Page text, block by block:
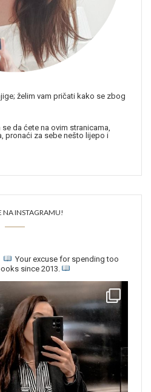
želim vam pričati kako se zbog
da ćete na ovim stranicama,
pronaći za sebe nešto lijepo i
NA INSTAGRAMU!
Your excuse for spending too
since 2013.